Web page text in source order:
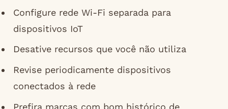
Configure rede Wi-Fi separada para
dispositivos IoT
Desative recursos que você não utiliza
Revise periodicamente dispositivos
conectados à rede
Prefira marcas com bom histórico de